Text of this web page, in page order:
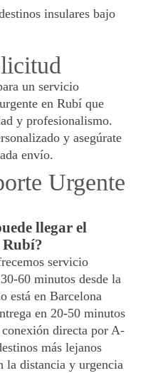
insulares bajo
un servicio
en Rubí que
y profesionalismo.
y asegúrate
envío.
Urgente
llegar el
Rubí?
servicio
60 minutos desde la
está en Barcelona
en 20-50 minutos
directa por A-
más lejanos
la distancia y urgencia